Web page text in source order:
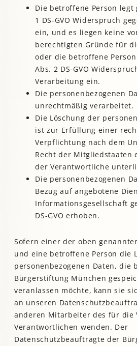
Die betroffene Person legt
1 DS-GVO Widerspruch
ein, und es liegen keine
berechtigten Gründe für
oder die betroffene
Abs. 2 DS-GVO
Verarbeitung ein.
Die personenbezogenen
unrechtmäßig verarbeitet.
Die Löschung der
ist zur Erfüllung einer
Verpflichtung nach dem
Recht der Mitgliedstaaten
der Verantwortliche
Die personenbezogenen
Bezug auf angebotene
Informationsgesellschaft
DS-GVO erhoben.
Sofern einer der oben
und eine betroffene Person die
personenbezogenen Daten, die
Bürgerstiftung München
veranlassen möchte, kann sie
an unseren
anderen Mitarbeiter des für die
Verantwortlichen wenden. Der
Datenschutzbeauftragte der